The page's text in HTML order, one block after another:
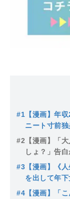
#1 【漫画】年
ニート寸前
取り組むこ
#2 【漫画】「
しょ？」告
恋愛とは
#3 【漫画】《
を出して年
ですか？」
#4 【漫画】「